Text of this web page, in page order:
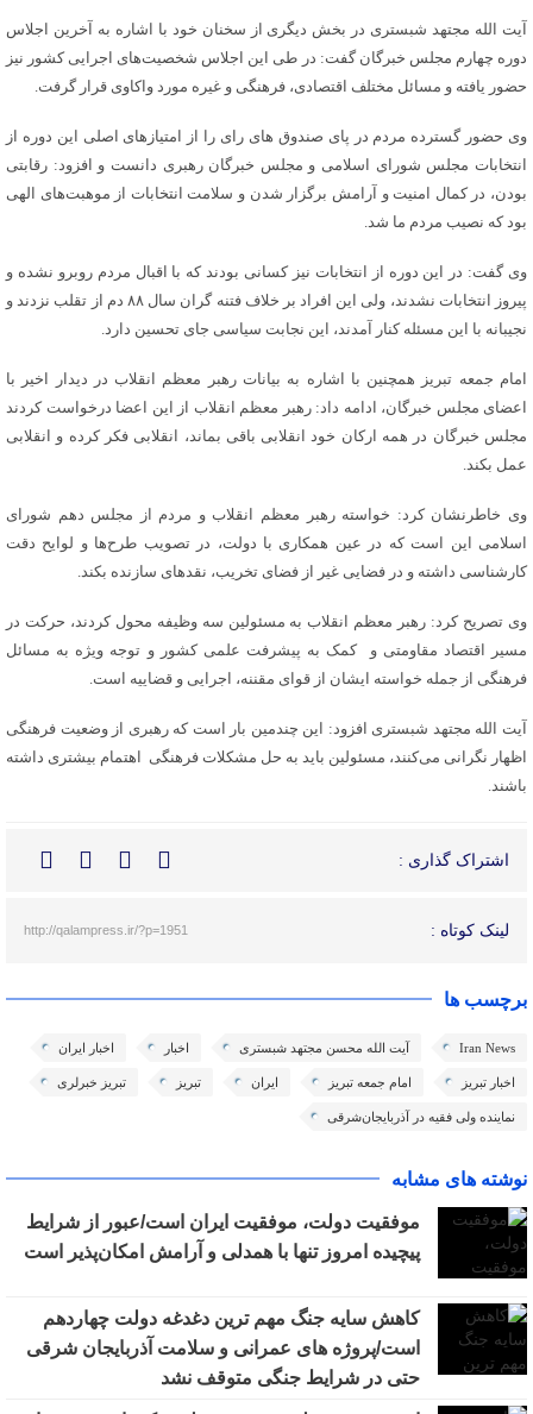
آیت الله مجتهد شبستری در بخش دیگری از سخنان خود با اشاره به آخرین اجلاس
دوره چهارم مجلس خبرگان گفت: در طی این اجلاس شخصیت‌های اجرایی کشور نیز
حضور یافته و مسائل مختلف اقتصادی، فرهنگی و غیره مورد واکاوی قرار گرفت.
وی حضور گسترده مردم در پای صندوق های رای را از امتیازهای اصلی این دوره از
انتخابات مجلس شورای اسلامی و مجلس خبرگان رهبری دانست و افزود: رقابتی
بودن، در کمال امنیت و آرامش برگزار شدن و سلامت انتخابات از موهبت‌‍‌های الهی
بود که نصیب مردم ما شد.
وی گفت: در این دوره از انتخابات نیز کسانی بودند که با اقبال مردم روبرو نشده و
پیروز انتخابات نشدند، ولی این افراد بر خلاف فتنه گران سال ۸۸ دم از تقلب نزدند و
نجیبانه با این مسئله کنار آمدند، این نجابت سیاسی جای تحسین دارد.
امام جمعه تبریز همچنین با اشاره به بیانات رهبر معظم انقلاب در دیدار اخیر با
اعضای مجلس خبرگان، ادامه داد: رهبر معظم انقلاب از این اعضا درخواست کردند
مجلس خبرگان در همه ارکان خود انقلابی باقی بماند، انقلابی فکر کرده و انقلابی
عمل بکند.
وی خاطرنشان کرد: خواسته رهبر معظم انقلاب و مردم از مجلس دهم شورای
اسلامی این است که در عین همکاری با دولت، در تصویب طرح‌ها و لوایح دقت
کارشناسی داشته و در فضایی غیر از فضای تخریب، نقدهای سازنده بکند.
وی تصریح کرد: رهبر معظم انقلاب به مسئولین سه وظیفه محول کردند، حرکت در
مسیر اقتصاد مقاومتی و کمک به پیشرفت علمی کشور و توجه ویژه به مسائل
فرهنگی از جمله خواسته ایشان از قوای مقننه، اجرایی و قضاییه است.
آیت الله مجتهد شبستری افزود: این چندمین بار است که رهبری از وضعیت فرهنگی
اظهار نگرانی می‌کنند، مسئولین باید به حل مشکلات فرهنگی اهتمام بیشتری داشته
باشند.
اشتراک گذاری :
لینک کوتاه : http://qalampress.ir/?p=1951
برچسب ها
Iran News آیت الله محسن مجتهد شبستری اخبار اخبار ایران
اخبار تبریز امام جمعه تبریز ایران تبریز تبریز خبرلری
نماینده ولی فقیه در آذربایجان‌شرقی
نوشته های مشابه
موفقیت دولت، موفقیت ایران است/عبور از شرایط
پیچیده امروز تنها با همدلی و آرامش امکان‌پذیر است
کاهش سایه جنگ مهم ‌ترین دغدغه دولت چهاردهم
است/پروژه ‌های عمرانی و سلامت آذربایجان شرقی
حتی در شرایط جنگی متوقف نشد